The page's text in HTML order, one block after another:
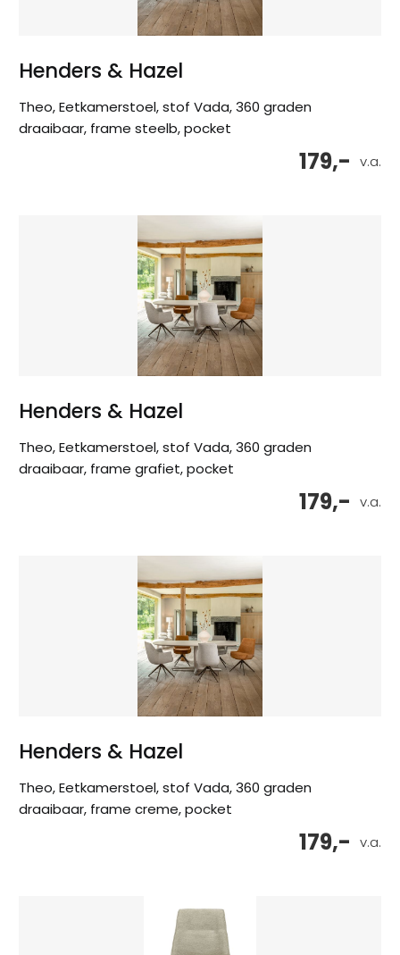
Henders & Hazel
Theo, Eetkamerstoel, stof Vada, 360 graden
draaibaar, frame steelb, pocket
v.a.
179,-
Henders & Hazel
Theo, Eetkamerstoel, stof Vada, 360 graden
draaibaar, frame grafiet, pocket
v.a.
179,-
Henders & Hazel
Theo, Eetkamerstoel, stof Vada, 360 graden
draaibaar, frame creme, pocket
v.a.
179,-